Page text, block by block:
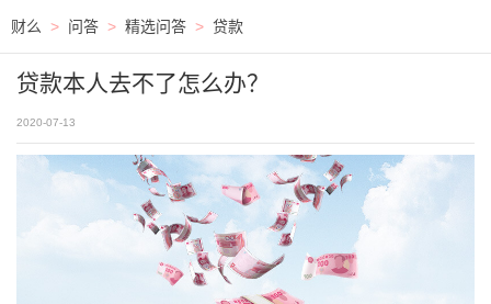
财么 > 问答 > 精选问答 > 贷款
贷款本人去不了怎么办？
2020-07-13